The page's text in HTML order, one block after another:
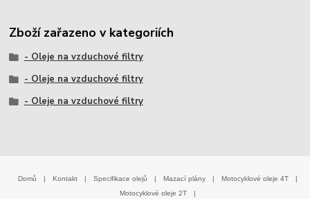
Zboží zařazeno v kategoriích
- Oleje na vzduchové filtry
- Oleje na vzduchové filtry
- Oleje na vzduchové filtry
Domů Kontakt Specifikace olejů Mazací plány Motocyklové oleje 4T
Motocyklové oleje 2T